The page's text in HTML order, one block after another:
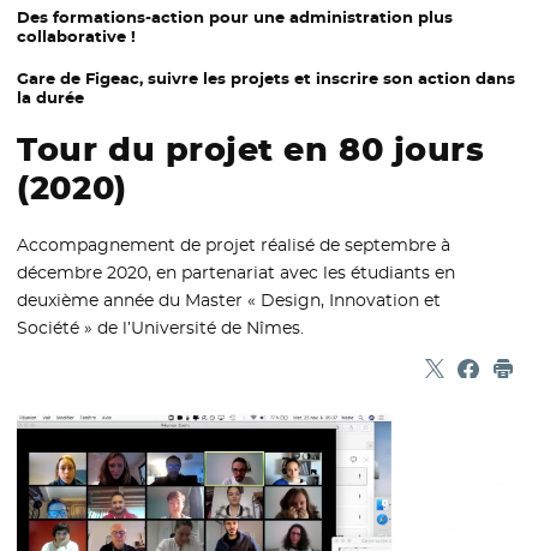
Des formations-action pour une administration plus
collaborative !
Gare de Figeac, suivre les projets et inscrire son action dans
la durée
Tour du projet en 80 jours
(2020)
Accompagnement de projet réalisé de septembre à
décembre 2020, en partenariat avec les étudiants en
deuxième année du Master « Design, Innovation et
Société » de l’Université de Nîmes.
Partager
- Nouvelle
-